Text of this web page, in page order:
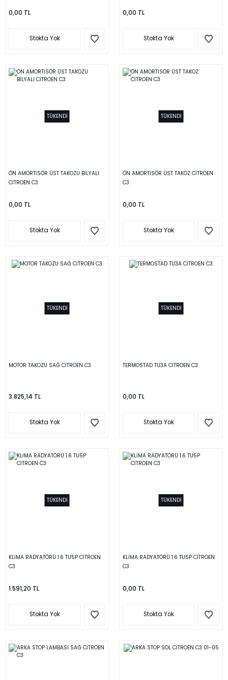
0,00 TL
Stokta Yok
0,00 TL
Stokta Yok
TÜKENDİ
ÖN AMORTİSÖR ÜST TAKOZU BİLYALI
CİTROEN C3
0,00 TL
Stokta Yok
TÜKENDİ
ÖN AMORTİSÖR ÜST TAKOZ CİTROEN
C3
0,00 TL
Stokta Yok
TÜKENDİ
MOTOR TAKOZU SAĞ CİTROEN C3
3.825,14 TL
Stokta Yok
TÜKENDİ
TERMOSTAD TU3A CİTROEN C3
0,00 TL
Stokta Yok
TÜKENDİ
KLİMA RADYATÖRÜ 1.6 TU5P CİTROEN
C3
1.591,20 TL
Stokta Yok
TÜKENDİ
KLİMA RADYATÖRÜ 1.6 TU5P CİTROEN
C3
0,00 TL
Stokta Yok